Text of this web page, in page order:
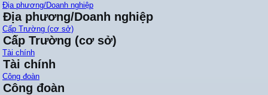
Địa phương/Doanh nghiệp
Địa phương/Doanh nghiệp
Cấp Trường (cơ sở)
Cấp Trường (cơ sở)
Tài chính
Tài chính
Công đoàn
Công đoàn